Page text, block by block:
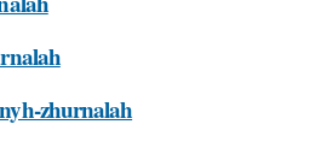
zhurnalah